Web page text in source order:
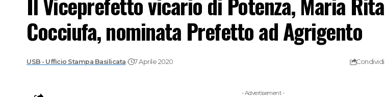
Cocciufa, nominata Prefetto ad Agrigento
USB - Ufficio Stampa Basilicata 7 Aprile 2020 Condividi
- Advertisement -